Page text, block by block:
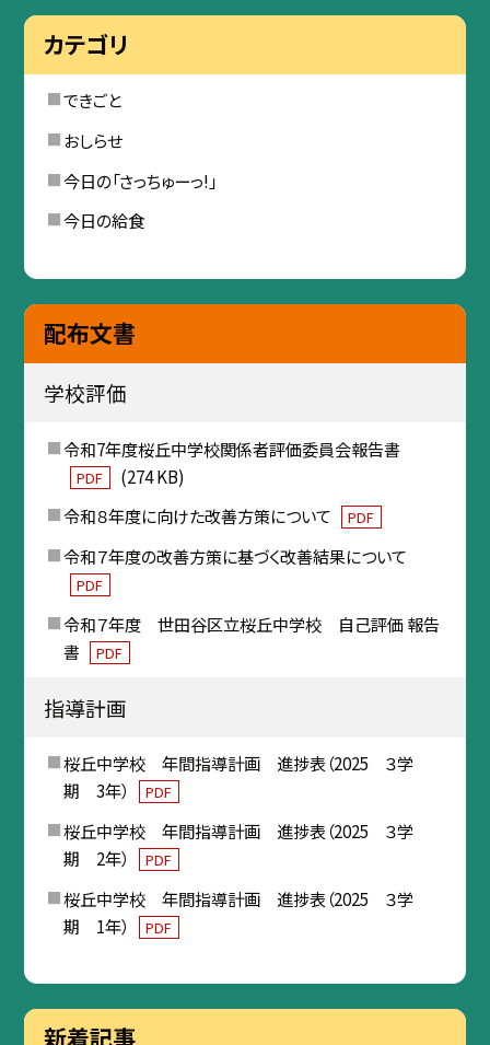
カテゴリ
できごと
おしらせ
今日の「さっちゅーっ!」
今日の給食
配布文書
学校評価
令和7年度桜丘中学校関係者評価委員会報告書
PDF
(274 KB)
令和８年度に向けた改善方策について
PDF
令和７年度の改善方策に基づく改善結果について
PDF
令和７年度 世田谷区立桜丘中学校 自己評価 報告
書
PDF
指導計画
桜丘中学校 年間指導計画 進捗表（2025 ３学
期 3年）
PDF
桜丘中学校 年間指導計画 進捗表（2025 ３学
期 2年）
PDF
桜丘中学校 年間指導計画 進捗表（2025 ３学
期 1年）
PDF
新着記事